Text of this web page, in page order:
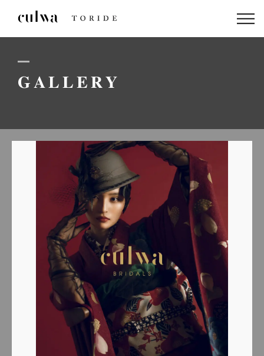
GALLERY
ABOUT US
PACKAGE
STAFF
GALLERY
BLOG
LINEでのお問い合わせはこちら